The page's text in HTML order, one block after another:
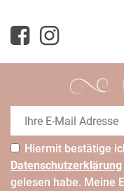
Hiermit bestätige
Daten­schutz­erklärung
gelesen habe. Meine